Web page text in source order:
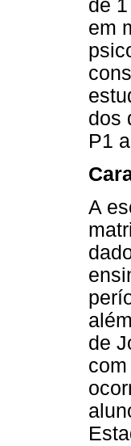
de
em
dos
P1
A
de